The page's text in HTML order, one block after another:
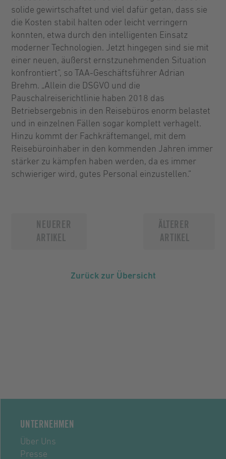
solide gewirtschaftet und viel dafür getan, dass sie
die Kosten stabil halten oder leicht verringern
konnten, etwa durch den intelligenten Einsatz
moderner Technologien. Jetzt hingegen sind sie mit
einer neuen, äußerst ernstzunehmenden Situation
konfrontiert“, so TAA-Geschäftsführer Adrian
Brehm. „Allein die DSGVO und die
Pauschalreiserichtlinie haben 2018 das
Betriebsergebnis in den Reisebüros enorm belastet
und in einzelnen Fällen sogar komplett verhagelt.
Hinzu kommt der Fachkräftemangel, mit dem
Reisebüroinhaber in den kommenden Jahren immer
stärker zu kämpfen haben werden, da es immer
schwieriger wird, gutes Personal einzustellen.“
NEUERER
ARTIKEL
ÄLTERER
ARTIKEL
Zurück zur Übersicht
UNTERNEHMEN
Über Uns
Presse